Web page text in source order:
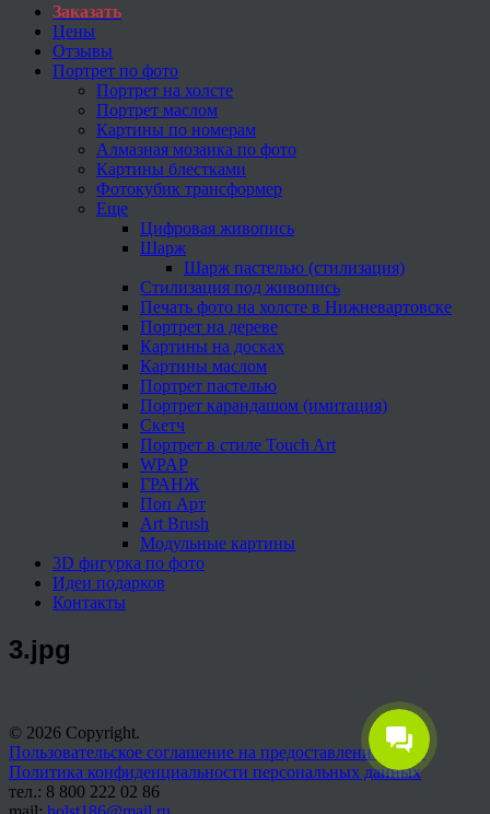
Заказать
Цены
Отзывы
Портрет по фото
Портрет на холсте
Портрет маслом
Картины по номерам
Алмазная мозаика по фото
Картины блестками
Фотокубик трансформер
Еще
Цифровая живопись
Шарж
Шарж пастелью (стилизация)
Стилизация под живопись
Печать фото на холсте в Нижневартовске
Портрет на дереве
Картины на досках
Картины маслом
Портрет пастелью
Портрет карандашом (имитация)
Скетч
Портрет в стиле Touch Art
WPAP
ГРАНЖ
Поп Арт
Art Brush
Модульные картины
3D фигурка по фото
Идеи подарков
Контакты
3.jpg
© 2026 Copyright.
Пользовательское соглашение на предоставление услуг
Политика конфиденциальности персональных данных
тел.: 8 800 222 02 86